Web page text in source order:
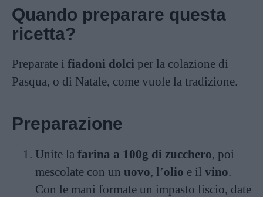
Quando preparare questa
ricetta?
Preparate i fiadoni dolci per la colazione di
Pasqua, o di Natale, come vuole la tradizione.
Preparazione
Unite la farina a 100g di zucchero, poi
mescolate con un uovo, l’olio e il vino.
Con le mani formate un impasto liscio, date